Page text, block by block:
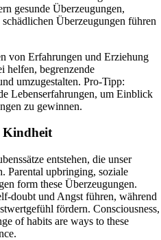
gesunde Überzeugungen,
Überzeugungen führen
von Erfahrungen und Erziehung
helfen, begrenzende
umzugestalten. Pro-Tipp:
Lebenserfahrungen, um Einblick
zu gewinnen.
Kindheit
entstehen, die unser
Parental upbringing, soziale
form these Überzeugungen.
doubt und Angst führen, während
fördern. Consciousness,
of habits are ways to these